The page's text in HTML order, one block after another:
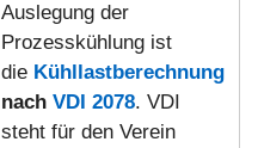
Auslegung der
Prozesskühlung ist
die Kühllastberechnung
nach VDI 2078. VDI
steht für den Verein